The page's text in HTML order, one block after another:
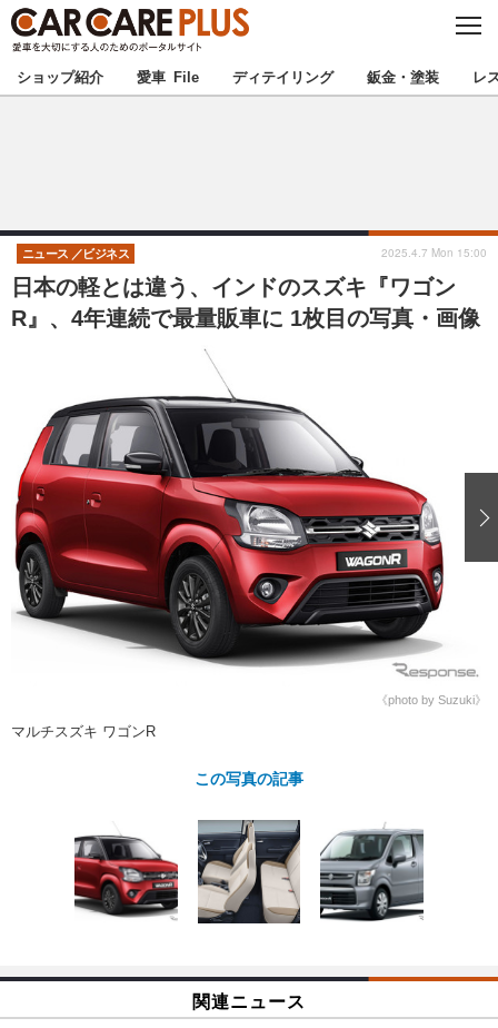
C
S
E
★カーケアプラス認定★ 厳選プロショップを地域から探す
甲信越 北陸
東海 関西
九州
注目の記事
ショップレポート 愛車 File
自動車豆知識 ストップ！不具合修理＆粗悪修理
鈑金・塗装
ディテイリング
ディテイリング 洗車
ヘッドライト磨き コーティング
フィルム・ラッピング
鈑金・塗装
小キズ直し 防錆
特集記事
ストップ 不具合修理＆粗悪修理
カーメーカー「旧車」関連プロジェ
クト
ショップ紹介
プロショップ検索
カーメーカー「旧車」関連プロジ
イベント
ショップ紹介 愛車 File ディテイリング 鈑金・塗装 レ
日本の軽とは違う、インドのスズキ『ワゴン
R』、4年連続で最量販車に 1枚目の写真・画像
ニュース ビジネス 2025.4.7 Mon 15:00
《photo by Suzuki》
マルチスズキ ワゴンR
この写真の記事
関連ニュース